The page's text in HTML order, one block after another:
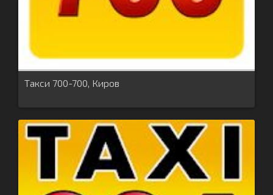
Такси 700-700, Киров